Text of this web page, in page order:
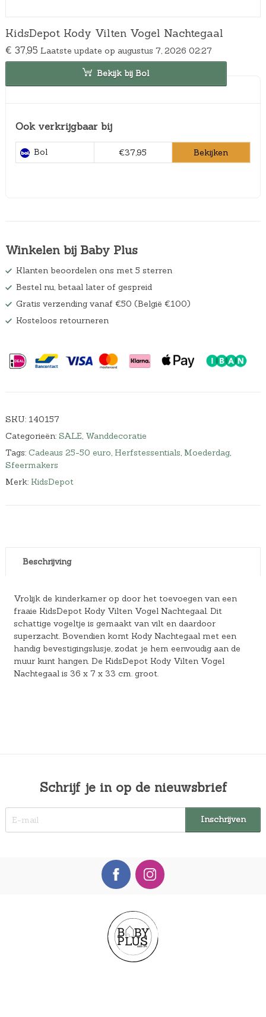
KidsDepot Kody Vilten Vogel Nachtegaal
€ 37,95 Laatste update op augustus 7, 2026 02:27
Bekijk bij Bol
Ook verkrijgbaar bij
Bol €37,95 Bekijken
Winkelen bij Baby Plus
Klanten beoordelen ons met 5 sterren
Bestel nu, betaal later of gespreid
Gratis verzending vanaf €50 (België €100)
Kosteloos retourneren
SKU: 140157
Categorieën: SALE, Wanddecoratie
Tags: Cadeaus 25-50 euro, Herfstessentials, Moederdag,
Sfeermakers
Merk: KidsDepot
Beschrijving
Vrolijk de kinderkamer op door het toevoegen van een
fraaie KidsDepot Kody Vilten Vogel Nachtegaal. Dit
schattige vogeltje is gemaakt van vilt en daardoor
superzacht. Bovendien komt Kody Nachtegaal met een
handig bevestigingslusje, zodat je hem eenvoudig aan de
muur kunt hangen. De KidsDepot Kody Vilten Vogel
Nachtegaal is 36 x 7 x 33 cm. groot.
Schrijf je in op de nieuwsbrief